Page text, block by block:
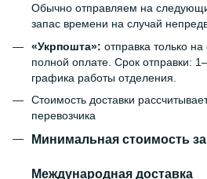
Обычно отправляем на
запас времени на случай
«Укрпошта»: отправка только
полной оплате. Срок отправки:
графика работы отделения.
Стоимость доставки
перевозчика
Минимальная стоимость
Международная доставка